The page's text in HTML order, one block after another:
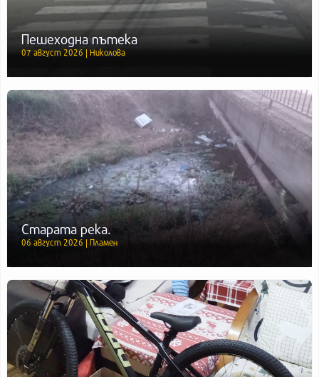
Пешеходна пътека
07 август 2026 | Николова
Старата река.
06 август 2026 | Пламен